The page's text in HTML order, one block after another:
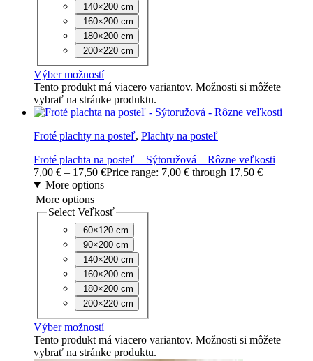
140×200 cm
160×200 cm
180×200 cm
200×220 cm
Výber možností
Tento produkt má viacero variantov. Možnosti si môžete
vybrať na stránke produktu.
Froté plachty na posteľ, Plachty na posteľ
Froté plachta na posteľ – Sýtoružová – Rôzne veľkosti
7,00 € – 17,50 €Price range: 7,00 € through 17,50 €
More options
More options
Select Veľkosť
60×120 cm
90×200 cm
140×200 cm
160×200 cm
180×200 cm
200×220 cm
Výber možností
Tento produkt má viacero variantov. Možnosti si môžete
vybrať na stránke produktu.